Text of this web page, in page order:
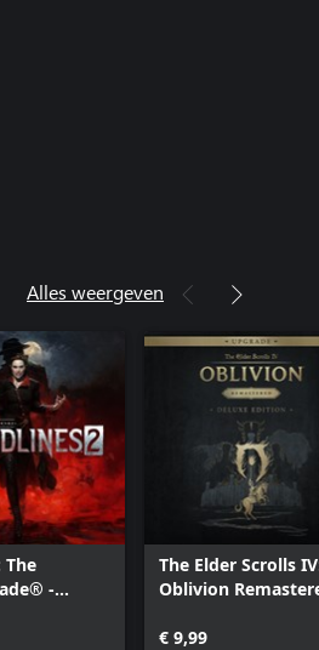
Alles weergeven
The
-
The Elder Scrolls
Oblivion
Upgrade
€ 9,99